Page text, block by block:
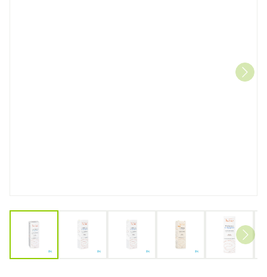
View larger imageView larger imageView larger imageView larger image
View